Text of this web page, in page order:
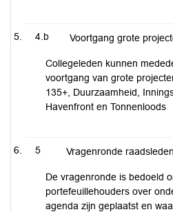
4.b Voortgang grote
Collegeleden kunnen
voortgang van grote
135+, Duurzaamheid,
Havenfront en Tonnenloods
5 Vragenronde raadsleden
De vragenronde is bedoeld
portefeuillehouders over
agenda zijn geplaatst en